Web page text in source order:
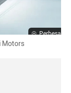
Perbesar
Motors